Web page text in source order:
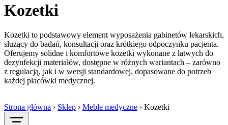
Kozetki
Kozetki to podstawowy element wyposażenia gabinetów lekarskich,
służący do badań, konsultacji oraz krótkiego odpoczynku pacjenta.
Oferujemy solidne i komfortowe kozetki wykonane z łatwych do
dezynfekcji materiałów, dostępne w różnych wariantach – zarówno
z regulacją, jak i w wersji standardowej, dopasowane do potrzeb
każdej placówki medycznej.
Strona główna › Sklep › Meble medyczne › Kozetki